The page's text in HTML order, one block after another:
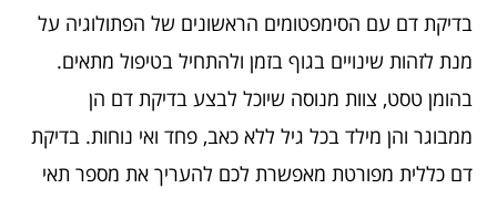
בדיקת דם עם הסימפטומים הראשונים של הפתולוגיה על
מנת לזהות שינויים בגוף בזמן ולהתחיל בטיפול מתאים.
בהומן טסט, צוות מנוסה שיוכל לבצע בדיקת דם הן
ממבוגר והן מילד בכל גיל ללא כאב, פחד ואי נוחות. בדיקת
דם כללית מפורטת מאפשרת לכם להעריך את מספר תאי